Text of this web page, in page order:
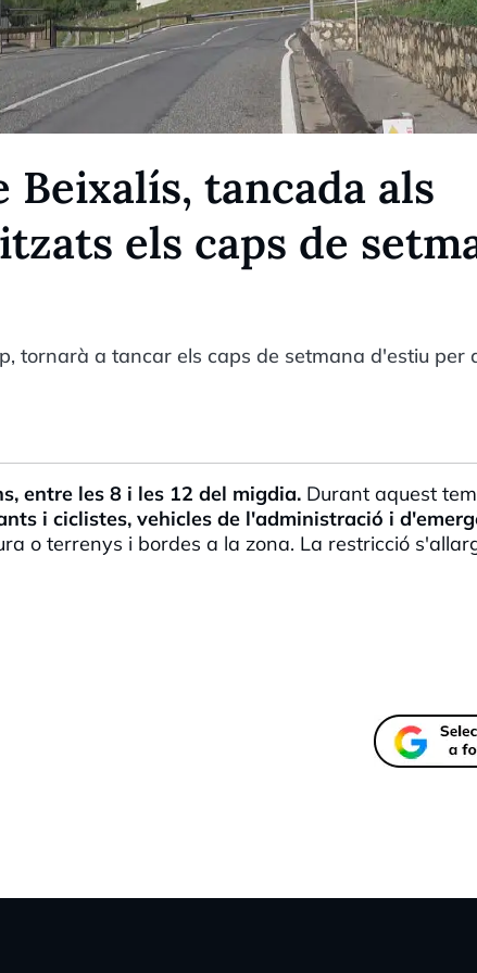
tancada als
els caps de
tornarà a tancar els caps de setmana d'estiu per
entre les 8 i les 12 del migdia. Durant aquest
i ciclistes, vehicles de l'administració i
o terrenys i bordes a la zona. La restricció